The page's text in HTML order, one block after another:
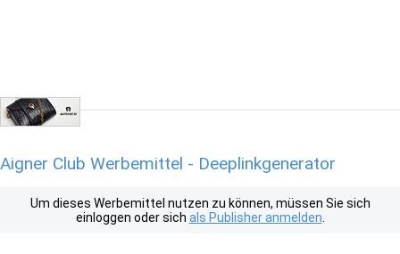
Aigner Club Werbemittel - Deeplinkgenerator
Um dieses Werbemittel nutzen zu können, müssen Sie sich
einloggen oder sich als Publisher anmelden